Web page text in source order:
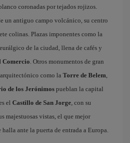
coronadas por tejados rojizos.
un antiguo campo volcánico, su centro
colinas. Plazas imponentes como la
de la ciudad, llena de cafés y
Comercio. Otros monumentos de gran
como la Torre de Belem,
de los Jerónimos pueblan la capital
el Castillo de San Jorge, con su
majestuosas vistas, el que mejor
ante la puerta de entrada a Europa.